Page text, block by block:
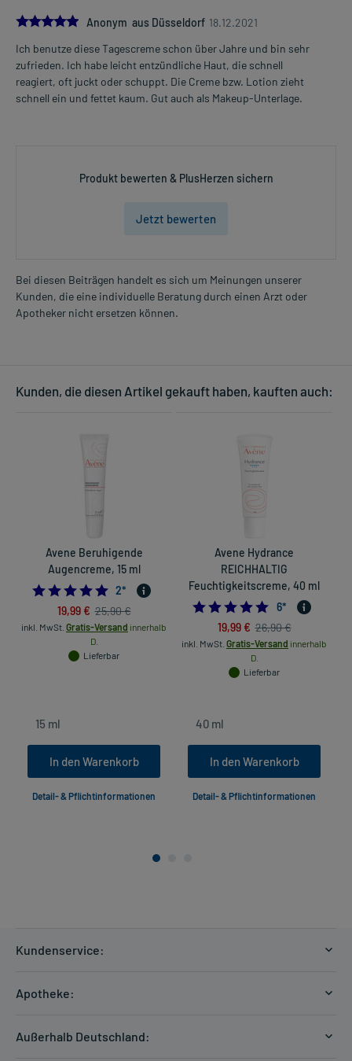
5.0Anonym aus Düsseldorf 18.12.2021
Ich benutze diese Tagescreme schon über Jahre und bin sehr
zufrieden. Ich habe leicht entzündliche Haut, die schnell
reagiert, oft juckt oder schuppt. Die Creme bzw. Lotion zieht
schnell ein und fettet kaum. Gut auch als Makeup-Unterlage.
Produkt bewerten & PlusHerzen sichern
Jetzt bewerten
Bei diesen Beiträgen handelt es sich um Meinungen unserer
Kunden, die eine individuelle Beratung durch einen Arzt oder
Apotheker nicht ersetzen können.
Kunden, die diesen Artikel gekauft haben, kauften auch:
Avene Beruhigende
Augencreme, 15 ml
5.0
2*
19,99 € 25,90 €
inkl. MwSt. Gratis-Versand innerhalb
D.
Lieferbar
In den Warenkorb
Detail- & Pflichtinformationen
Avene Hydrance
REICHHALTIG
Feuchtigkeitscreme, 40 ml
5.0
6*
19,99 € 26,90 €
inkl. MwSt. Gratis-Versand innerhalb
D.
Lieferbar
In den Warenkorb
Detail- & Pflichtinformationen
Kundenservice:
Apotheke:
Außerhalb Deutschland: